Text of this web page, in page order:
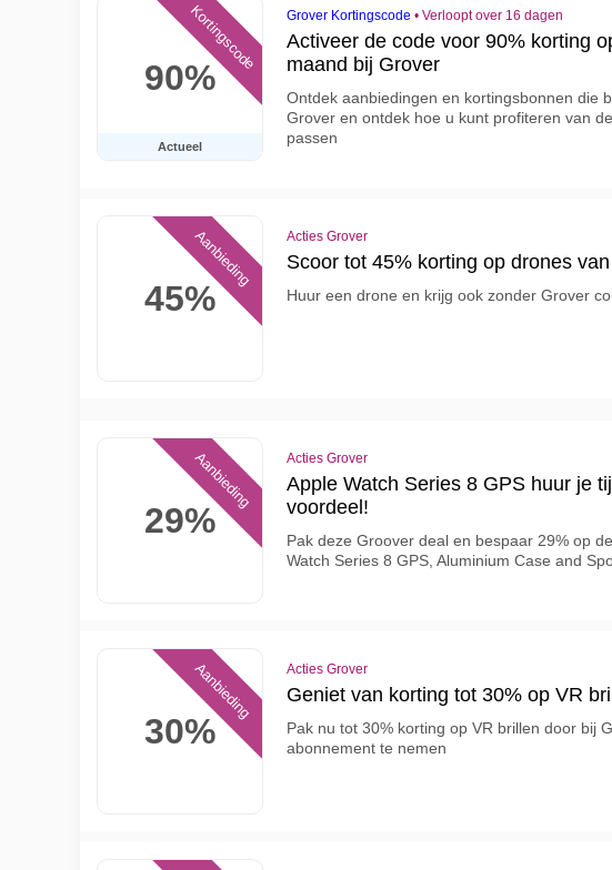
90%
Actueel
Kortingscode Grover Kortingscode • Verloopt over 16 dagen
Activeer de code voor 90% korting
maand bij Grover
Ontdek aanbiedingen en kortingsbonnen die
Grover en ontdek hoe u kunt profiteren van
passen
45%
Aanbieding Acties Grover
Scoor tot 45% korting op drones
Huur een drone en krijg ook zonder Grover
29%
Aanbieding Acties Grover
Apple Watch Series 8 GPS huur je
voordeel!
Pak deze Groover deal en bespaar 29% op
Watch Series 8 GPS, Aluminium Case and
30%
Aanbieding Acties Grover
Geniet van korting tot 30% op VR
Pak nu tot 30% korting op VR brillen door bij
abonnement te nemen